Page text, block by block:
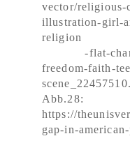
vector/
illustration-girl-
religion
-flat-
freedom-faith-
Abb.28:
https://
gap-in-